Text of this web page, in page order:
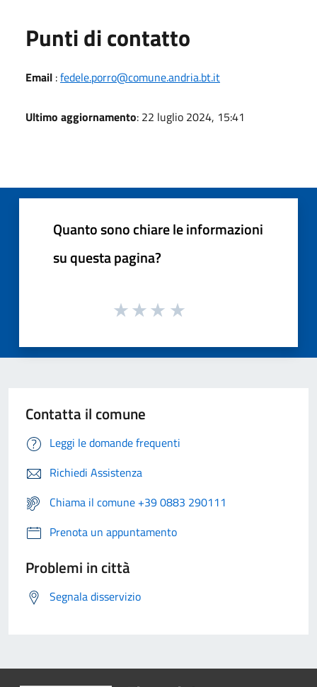
Punti di contatto
Email :fedele.porro@comune.andria.bt.it
Ultimo aggiornamento: 22 luglio 2024, 15:41
Quanto sono chiare le informazioni
su questa pagina?
Contatta il comune
Leggi le domande frequenti
Richiedi Assistenza
Chiama il comune +39 0883 290111
Prenota un appuntamento
Problemi in città
Segnala disservizio